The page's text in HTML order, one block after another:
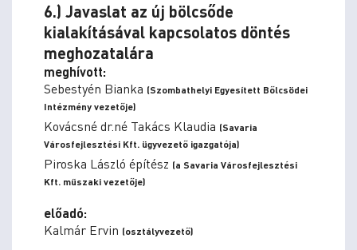
6.) Javaslat az új bölcsőde
kialakításával kapcsolatos döntés
meghozatalára
meghívott:
Sebestyén Bianka (Szombathelyi Egyesített Bőlcsödei
Intézmény vezetője)
Kovácsné dr.né Takács Klaudia (Savaria
Városfejlesztési Kft. ügyvezető igazgatója)
Piroska László építész (a Savaria Városfejlesztési
Kft. műszaki vezetője)
előadó:
Kalmár Ervin (osztályvezető)